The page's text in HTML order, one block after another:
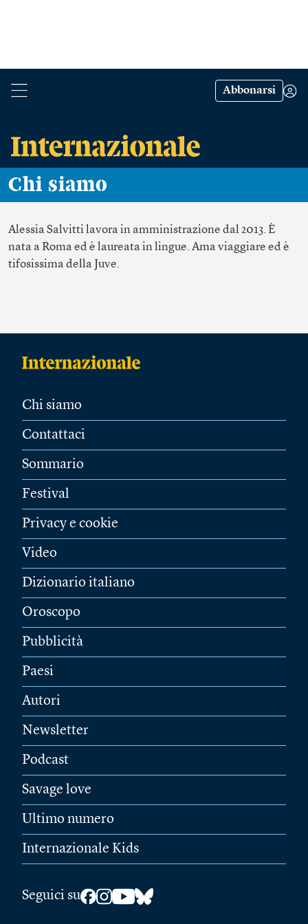
Abbonarsi
Chi siamo
Alessia Salvittilavora in amministrazione dal 2013. È
nata a Roma ed è laureata in lingue. Ama viaggiare ed è
tifosissima della Juve.
Chi siamo
Contattaci
Sommario
Festival
Privacy e cookie
Video
Dizionario italiano
Oroscopo
Pubblicità
Paesi
Autori
Newsletter
Podcast
Savage love
Ultimo numero
Internazionale Kids
Seguici su